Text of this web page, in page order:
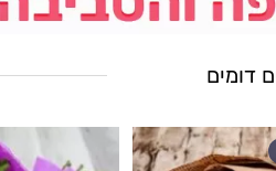
דומים